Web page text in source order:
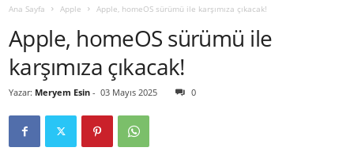
Ana Sayfa Apple Apple, homeOS sürümü ile karşımıza çıkacak!
Apple, homeOS sürümü ile
karşımıza çıkacak!
Yazar: Meryem Esin - 03 Mayıs 2025 0